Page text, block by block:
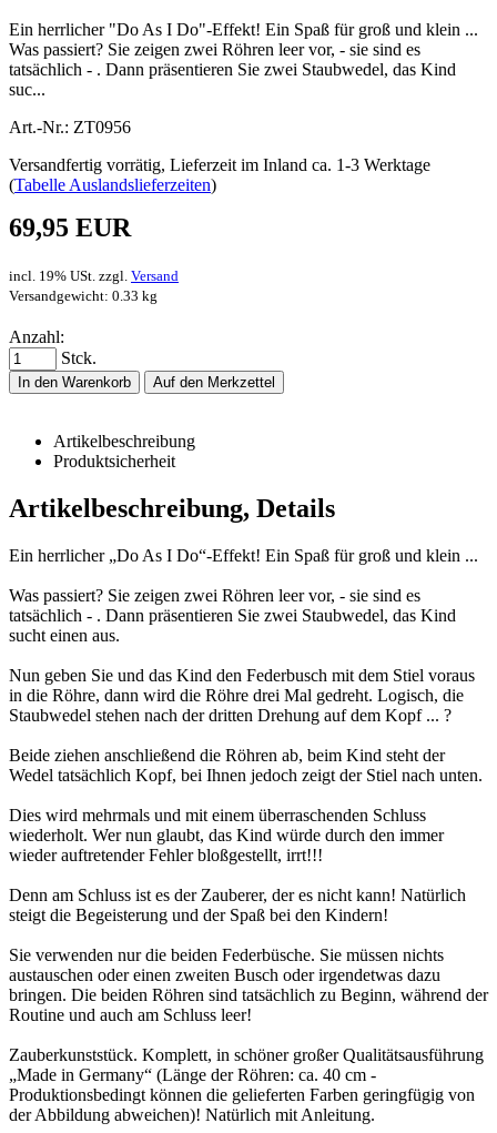
Ein herrlicher "Do As I Do"-Effekt! Ein Spaß für groß und klein ...
Was passiert? Sie zeigen zwei Röhren leer vor, - sie sind es
tatsächlich - . Dann präsentieren Sie zwei Staubwedel, das Kind
suc...
Art.-Nr.: ZT0956
Versandfertig vorrätig, Lieferzeit im Inland ca. 1-3 Werktage
(Tabelle Auslandslieferzeiten)
69,95 EUR
incl. 19% USt. zzgl. Versand
Versandgewicht: 0.33 kg
Anzahl:
Stck.
In den Warenkorb Auf den Merkzettel
Artikelbeschreibung
Produktsicherheit
Artikelbeschreibung, Details
Ein herrlicher „Do As I Do“-Effekt! Ein Spaß für groß und klein ...
Was passiert? Sie zeigen zwei Röhren leer vor, - sie sind es
tatsächlich - . Dann präsentieren Sie zwei Staubwedel, das Kind
sucht einen aus.
Nun geben Sie und das Kind den Federbusch mit dem Stiel voraus
in die Röhre, dann wird die Röhre drei Mal gedreht. Logisch, die
Staubwedel stehen nach der dritten Drehung auf dem Kopf ... ?
Beide ziehen anschließend die Röhren ab, beim Kind steht der
Wedel tatsächlich Kopf, bei Ihnen jedoch zeigt der Stiel nach unten.
Dies wird mehrmals und mit einem überraschenden Schluss
wiederholt. Wer nun glaubt, das Kind würde durch den immer
wieder auftretender Fehler bloßgestellt, irrt!!!
Denn am Schluss ist es der Zauberer, der es nicht kann! Natürlich
steigt die Begeisterung und der Spaß bei den Kindern!
Sie verwenden nur die beiden Federbüsche. Sie müssen nichts
austauschen oder einen zweiten Busch oder irgendetwas dazu
bringen. Die beiden Röhren sind tatsächlich zu Beginn, während der
Routine und auch am Schluss leer!
Zauberkunststück. Komplett, in schöner großer Qualitätsausführung
„Made in Germany“ (Länge der Röhren: ca. 40 cm -
Produktionsbedingt können die gelieferten Farben geringfügig von
der Abbildung abweichen)! Natürlich mit Anleitung.